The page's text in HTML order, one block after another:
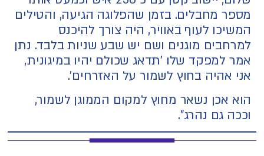
מספר מחבלים. בזמן שהפלוגה הגיעה, והטילים
המשיכו לעוף באוויר, היה צורך להיכנס
למרחבים מוגנים ושם יש שבע שניות בלבד. נתן
אמר למפקד שלו 'תדאג שכולם יהיו במיגונית,
אני אהיה בחוץ לשמור על האזרחים'.
הוא אכן נשאר מחוץ למקום הממוגן לשמור,
וככה גם נהרג".